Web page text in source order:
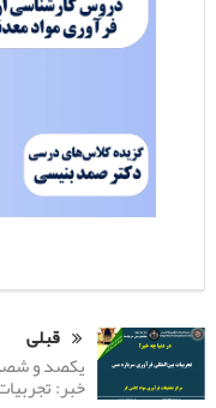
قبلی
یکصد و
خبر: